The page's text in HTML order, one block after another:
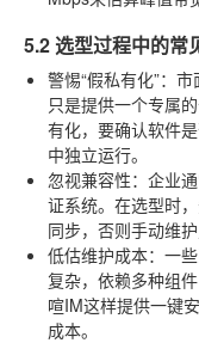
5.2 选型过程中的常
警惕“假私有化”：市
只是提供一个专属
有化，要确认软件
中独立运行。
忽视兼容性：企业
证系统。在选型时
同步，否则手动维
低估维护成本：一
复杂，依赖多种组
喧IM这样提供一键
成本。